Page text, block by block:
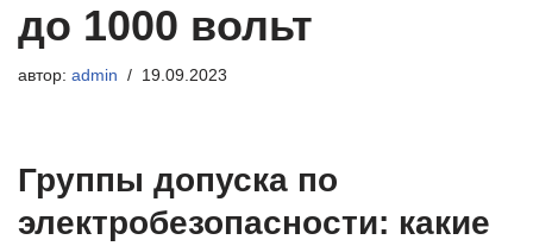
до 1000 вольт
автор: admin 19.09.2023
Группы допуска по
электробезопасности: какие